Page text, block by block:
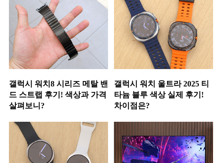
갤럭시 워치8 시리즈 메탈 밴
드 스트랩 후기! 색상과 가격
살펴보니?
갤럭시 워치 울트라 2025 티
타늄 블루 색상 실제 후기!
차이점은?